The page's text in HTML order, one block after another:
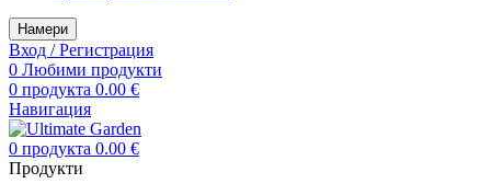
Намери
Вход / Регистрация
0 Любими продукти
0 продукта 0.00 €
Навигация
0 продукта 0.00 €
Продукти